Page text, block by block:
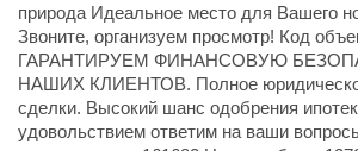
природа Идеальное место для Вашего
Звоните, организуем просмотр! Код
ГАРАНТИРУЕМ ФИНАНСОВУЮ
НАШИХ КЛИЕНТОВ. Полное
сделки. Высокий шанс одобрения
удовольствием ответим на ваши